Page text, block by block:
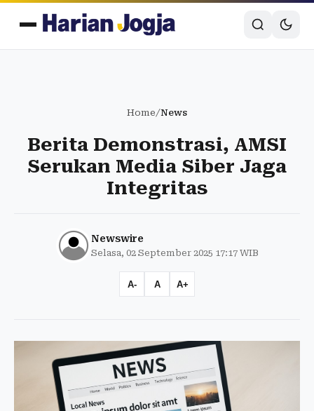
Home/News
Berita Demonstrasi, AMSI
Serukan Media Siber Jaga
Integritas
Newswire
Selasa, 02 September 2025 17:17 WIB
A- A A+